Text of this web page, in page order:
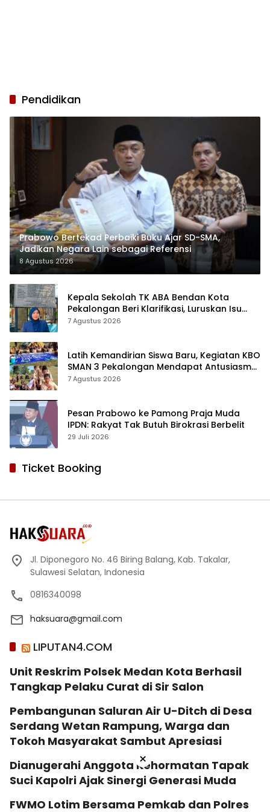
Pendidikan
Prabowo Bertekad Perbaiki Buku Ajar SD-SMA,
Jadikan Negara Lain sebagai Referensi
8 Agustus 2026
Kepala Sekolah TK ABA Bendan Kota
Pekalongan Beri Klarifikasi, Luruskan Isu
Proyek Revitalisasi
7 Agustus 2026
Latih Kemandirian Siswa Baru, Kegiatan KBO
SMAN 3 Pekalongan Mendapat Antusiasme
dan Respon Positif Orang Tua Murid
7 Agustus 2026
Pesan Prabowo ke Pamong Praja Muda
IPDN: Rakyat Tak Butuh Birokrasi Berbelit
29 Juli 2026
Ticket Booking
Jl. Diponegoro No. 46 Biring Balang, Kab. Takalar,
Sulawesi Selatan, Indonesia
0816340098
haksuara@gmail.com
LIPUTAN4.COM
Unit Reskrim Polsek Medan Kota Berhasil
Tangkap Pelaku Curat di Sir Salon
Pembangunan Saluran Air U-Ditch di Desa
Serdang Wetan Rampung, Warga dan
Tokoh Masyarakat Sambut Apresiasi
Dianugerahi Anggota Kehormatan Tapak
Suci Kapolri Ajak Sinergi Generasi Muda
‎FWMO Lotim Bersama Pemkab dan Polres
×